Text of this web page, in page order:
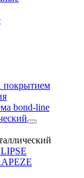
покрытием
bond-line